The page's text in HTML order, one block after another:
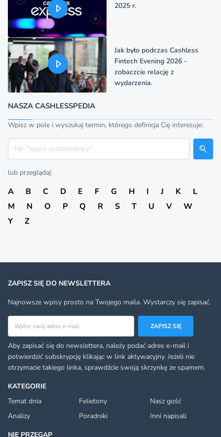
2025 r.
Jak było podczas Cashless
Fintech Evening 2026 -
zobaczcie relację z
wydarzenia.
NASZA CASHLESSPEDIA
Wpisz w pole i wyszukaj termin, którego definicja Cię interesuje:
Szukaj
lub przeglądaj:
A B C D E F G H I J K
L
M
N O P Q R S T U V
W
Y
Z
KATEGORIE
Temat dnia
Felietony
Nasz gość
Analizy
Poradniki
Inni napisali
NIE PRZEGAP
ZAPISZ SIĘ DO NEWSLETTERA
Najnowsze wpisy prosto na Twojego maila. Wystarczy się zapisać.
Adres email
ZAPISZ SIĘ
Aby zapisać się do newslettera, należy podać adres e-mail i
potwierdzić subskrypcję klikając w link aktywacyjny. Jeżeli nie
otrzymacie takiego linka, sprawdźcie swoją skrzynkę ze spamem.